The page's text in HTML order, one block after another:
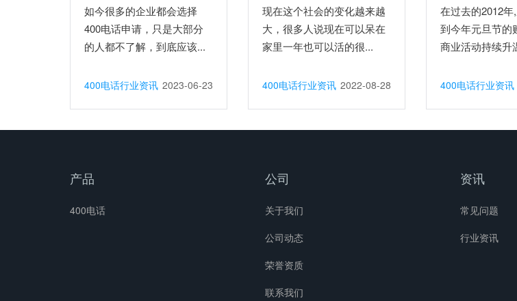
如今很多的企业都会选择
400电话申请，只是大部分
的人都不了解，到底应该...
400电话行业资讯 2023-06-23
现在这个社会的变化越来越
大，很多人说现在可以呆在
家里一年也可以活的很...
400电话行业资讯 2022-08-28
在过去的2012
到今年元旦节的
商业活动持续升
400电话行业资讯
产品
400电话
公司
关于我们
公司动态
荣誉资质
联系我们
资讯
常见问题
行业资讯